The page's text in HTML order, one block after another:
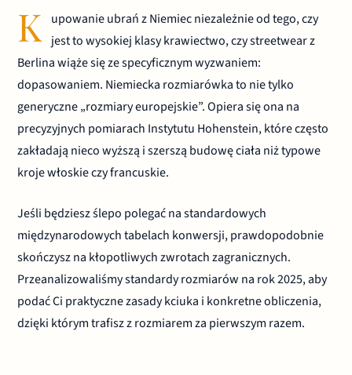
K upowanie ubrań z Niemiec niezależnie od tego, czy
jest to wysokiej klasy krawiectwo, czy streetwear z
Berlina wiąże się ze specyficznym wyzwaniem:
dopasowaniem. Niemiecka rozmiarówka to nie tylko
generyczne „rozmiary europejskie”. Opiera się ona na
precyzyjnych pomiarach Instytutu Hohenstein, które często
zakładają nieco wyższą i szerszą budowę ciała niż typowe
kroje włoskie czy francuskie.
Jeśli będziesz ślepo polegać na standardowych
międzynarodowych tabelach konwersji, prawdopodobnie
skończysz na kłopotliwych zwrotach zagranicznych.
Przeanalizowaliśmy standardy rozmiarów na rok 2025, aby
podać Ci praktyczne zasady kciuka i konkretne obliczenia,
dzięki którym trafisz z rozmiarem za pierwszym razem.